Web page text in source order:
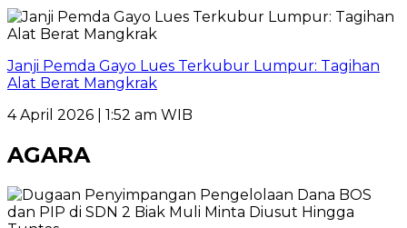
Janji Pemda Gayo Lues Terkubur Lumpur: Tagihan
Alat Berat Mangkrak
4 April 2026 | 1:52 am WIB
AGARA